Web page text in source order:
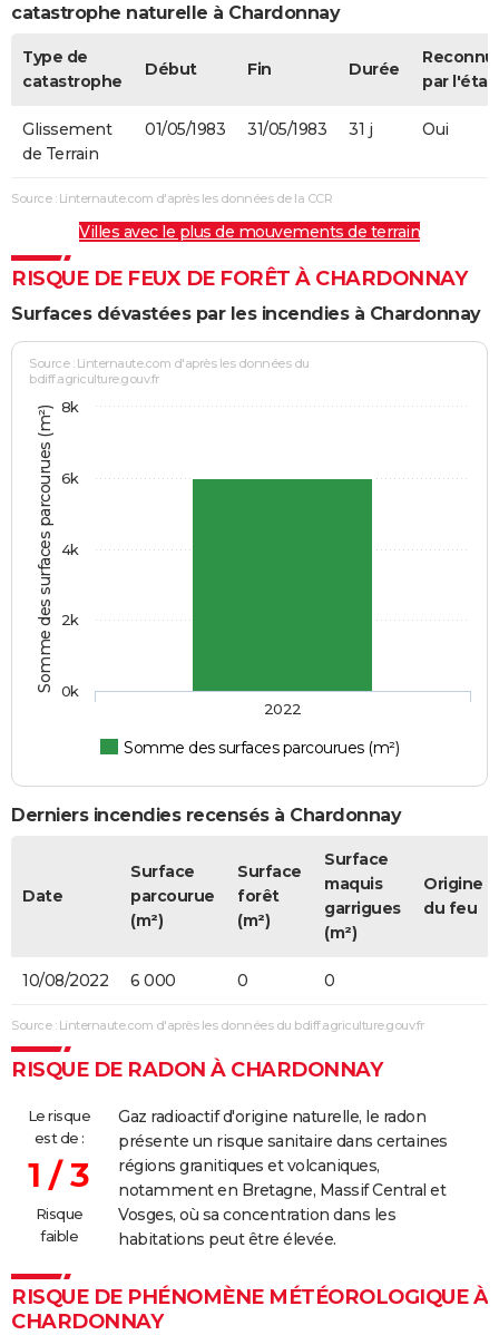
catastrophe naturelle à Chardonnay
Type de
catastrophe
Début Fin Durée
par l'état
Glissement
de Terrain
01/05/1983 31/05/1983 31 j Oui
Source : Linternaute.com d'après les données de la CCR
Villes avec le plus de mouvements de terrain
RISQUE DE FEUX DE FORÊT À CHARDONNAY
Surfaces dévastées par les incendies à Chardonnay
Somme des surfaces parcourues (m²)
Source : Linternaute.com d'après les données du
bdiff.agriculture.gouv.fr
Somme des surfaces parcourues (m²)
2022
0k
2k
4k
6k
8k
Derniers incendies recensés à Chardonnay
Date
Surface
parcourue
(m²)
Surface
forêt
(m²)
Surface
maquis
garrigues
(m²)
Origine
du feu
10/08/2022 6 000 0 0
Source : Linternaute.com d'après les données du bdiff.agriculture.gouv.fr
RISQUE DE RADON À CHARDONNAY
Le risque
est de :
1 / 3
Risque
faible
Gaz radioactif d'origine naturelle, le radon
présente un risque sanitaire dans certaines
régions granitiques et volcaniques,
notamment en Bretagne, Massif Central et
Vosges, où sa concentration dans les
habitations peut être élevée.
RISQUE DE PHÉNOMÈNE MÉTÉOROLOGIQUE À
CHARDONNAY